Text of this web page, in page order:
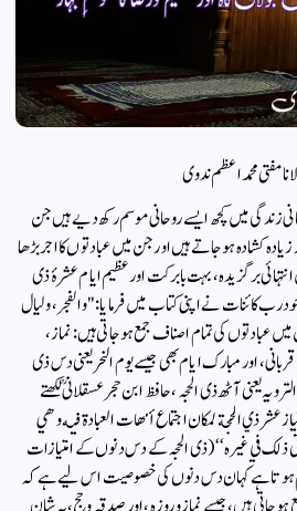
مفتی محمد اعظم ندوی
زندگی میں کچھ ایسے روحانی موسم رکھ دیے ہیں جن
کشادہ ہو جاتے ہیں اور جن میں عبادتوں کا اجر بڑھا
برگزیدہ، بہت بابرکت اور عظیم ایام عشرۂ ذی
رب کائنات نے اپنی کتاب میں فرمایا: "والفجر، ولیال
ہیں جن میں عبادتوں کی تمام اصناف جمع ہو جاتی ہیں: نماز،
مبارک ایام بھی جیسے یوم النحر یعنی دس ذی
یعنی آٹھ ذی الحجہ ، حافظ ابن حجر عسقلانیؒ لکھتے
عشر ذي الحجة لمكان اجتماع أمهات العبادة فيه وهي
ذلك في غيره‘‘(ذی الحجہ کے دس دنوں کے امتیازات
ہوتا ہے کہان دس دنوں کی خصوصیت اس لیے ہے کہ